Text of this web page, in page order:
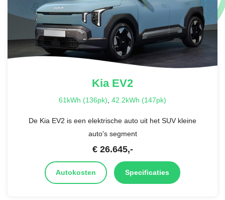
KiaEV2
61kWh (136pk), 42.2kWh (147pk)
De Kia EV2 is een elektrische auto uit het SUV kleine
auto's segment
€ 26.645,-
Autokosten Specificaties